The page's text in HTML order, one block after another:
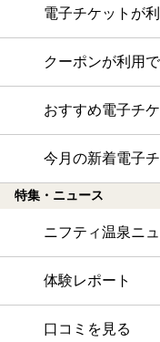
電子チケットが
クーポンが利用
おすすめ電子チ
今月の新着電子
特集・ニュース
ニフティ温泉ニ
体験レポート
口コミを見る